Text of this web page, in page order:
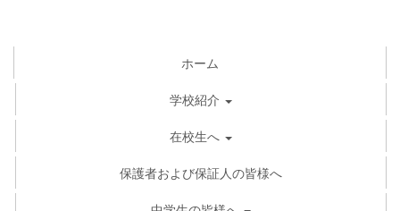
ホーム
学校紹介
在校生へ
保護者および保証人の皆様へ